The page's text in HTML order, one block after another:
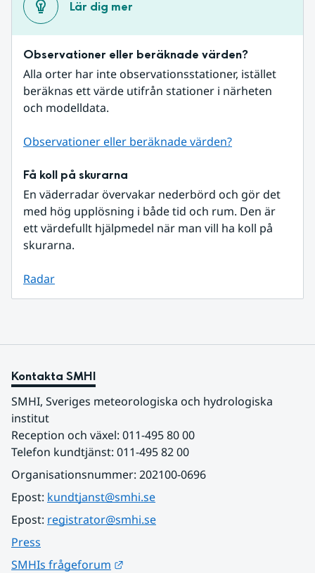
Lär dig mer
Observationer eller beräknade värden?
Alla orter har inte observationsstationer, istället
beräknas ett värde utifrån stationer i närheten
och modelldata.
Observationer eller beräknade värden?
Få koll på skurarna
En väderradar övervakar nederbörd och gör det
med hög upplösning i både tid och rum. Den är
ett värdefullt hjälpmedel när man vill ha koll på
skurarna.
Radar
Kontakta SMHI
SMHI, Sveriges meteorologiska och hydrologiska
institut
Reception och växel: 011-495 80 00
Telefon kundtjänst: 011-495 82 00
Organisationsnummer: 202100-0696
Epost: kundtjanst@smhi.se
Epost: registrator@smhi.se
Press
SMHIs frågeforum